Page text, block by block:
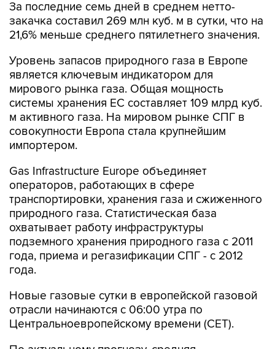
За последние семь дней в среднем нетто-
закачка составил 269 млн куб. м в сутки, что на
21,6% меньше среднего пятилетнего значения.
Уровень запасов природного газа в Европе
является ключевым индикатором для
мирового рынка газа. Общая мощность
системы хранения ЕС составляет 109 млрд куб.
м активного газа. На мировом рынке СПГ в
совокупности Европа стала крупнейшим
импортером.
Gas Infrastructure Europe объединяет
операторов, работающих в сфере
транспортировки, хранения газа и сжиженного
природного газа. Статистическая база
охватывает работу инфраструктуры
подземного хранения природного газа с 2011
года, приема и регазификации СПГ - с 2012
года.
Новые газовые сутки в европейской газовой
отрасли начинаются c 06:00 утра по
Центральноевропейскому времени (CET).